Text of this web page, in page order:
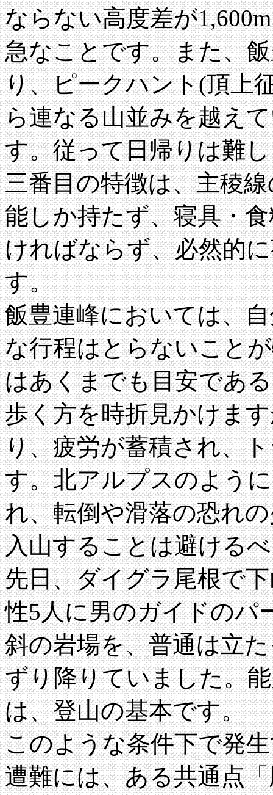
ならない高度差が
急なことです。また、
り、ピークハント(頂上
ら連なる山並みを越え
す。従って日帰りは難
三番目の特徴は、主稜
能しか持たず、寝具・
ければならず、必然的
す。
飯豊連峰においては、
な行程はとらないこと
はあくまでも目安であ
歩く方を時折見かけま
り、疲労が蓄積され、
す。北アルプスのよう
れ、転倒や滑落の恐れ
入山することは避ける
先日、ダイグラ尾根で
性5人に男のガイドのパ
斜の岩場を、普通は立
ずり降りていました。
は、登山の基本です。
このような条件下で発
遭難には、ある共通点